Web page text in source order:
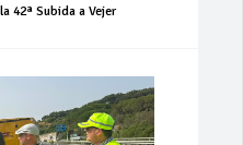
42ª Subida a Vejer